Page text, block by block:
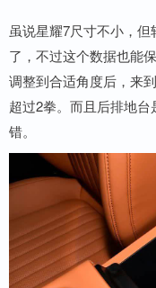
虽说星耀7尺寸不小，
了，不过这个数据也能
调整到合适角度后，来
超过2拳。而且后排地
错。